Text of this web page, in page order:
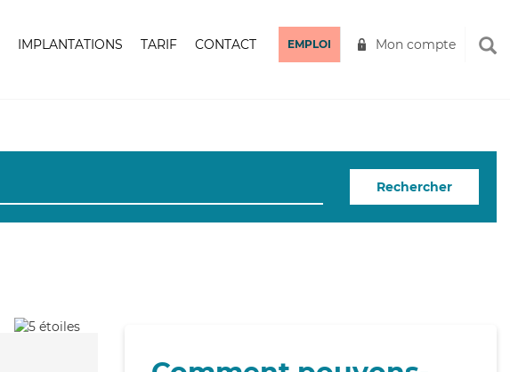
IMPLANTATIONS TARIF CONTACT EMPLOI Mon compte
Rechercher